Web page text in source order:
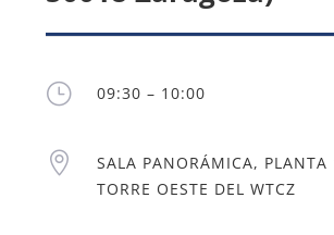
} 09:30 – 10:00

SALA PANORÁMICA, PLANTA
TORRE OESTE DEL WTCZ